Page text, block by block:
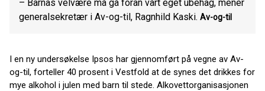
– Barnas velvære må gå foran vårt eget ubehag, mener
generalsekretær i Av-og-til, Ragnhild Kaski. Av-og-til
I en ny undersøkelse Ipsos har gjennomført på vegne av Av-
og-til, forteller 40 prosent i Vestfold at de synes det drikkes for
mye alkohol i julen med barn til stede. Alkovettorganisasjonen